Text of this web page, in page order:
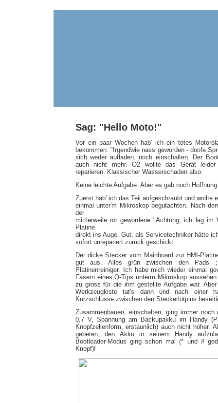
Sag: "Hello Moto!"
Vor ein paar Wochen hab' ich ein totes
bekommen. "Irgendwie nass geworden - doofe
sich weder aufladen, noch einschalten. Der
auch nicht mehr. O2 wollte das Gerät
reparieren. Klassischer Wasserschaden also.
Keine leichte Aufgabe. Aber es gab noch
Zuerst hab' ich das Teil aufgeschraubt und wollte
einmal unter'm Mikroskop begutachten. Nach
der
mittlerweile rot gewordene "Achtung, ich lag im
Platine
direkt ins Auge. Gut, als Servicetechniker hätte
sofort unrepariert zurück geschickt.
Der dicke Stecker vom Mainboard zur HMI-
gut aus. Alles grün zwischen den Pads
Platinenreiniger. Ich habe mich wieder einmal
Fasern eines Q-Tips unterm Mikroskop
zu gross für die ihm gestellte Aufgabe war.
Werkzeugkiste tat's dann und nach einer
Kurzschlüsse zwischen den Steckerlötpins
Zusammenbauen, einschalten, ging immer
0,7 V, Spannung am Backupakku im Handy
Knopfzellenform, erstaunlich) auch nicht höher.
gebeten, den Akku in seinem Handy
Bootloader-Modus ging schon mal (* und #
Knopf)!